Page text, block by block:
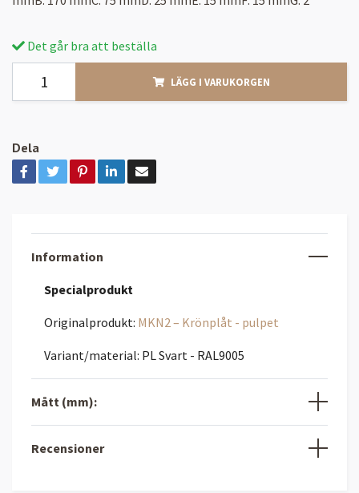
Det går bra att beställa
LÄGG I VARUKORGEN
Dela
Information
Specialprodukt
Originalprodukt: MKN2 – Krönplåt - pulpet
Variant/material: PL Svart - RAL9005
Mått (mm):
Recensioner